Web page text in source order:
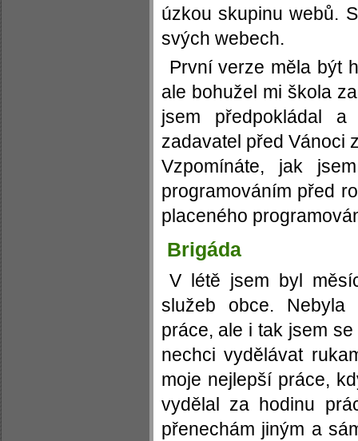
úzkou skupinu webů.
svých webech.
První verze měla být
ale bohužel mi škola
jsem předpokládal
zadavatel před Vánoci
Vzpomínáte, jak
programováním před
placeného
Brigáda
V létě jsem byl
služeb obce.
práce, ale i tak jsem
nechci vydělávat
moje nejlepší práce,
vydělal za hodinu
přenechám jiným a